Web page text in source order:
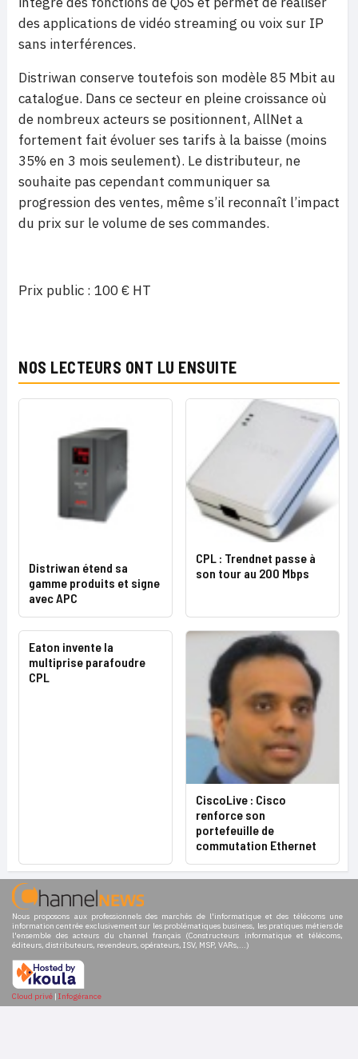
des applications de vidéo streaming ou voix sur IP
sans interférences.
Distriwan conserve toutefois son modèle 85 Mbit au
catalogue. Dans ce secteur en pleine croissance où
de nombreux acteurs se positionnent, AllNet a
fortement fait évoluer ses tarifs à la baisse (moins
35% en 3 mois seulement). Le distributeur, ne
souhaite pas cependant communiquer sa
progression des ventes, même s’il reconnaît l’impact
du prix sur le volume de ses commandes.
Prix public : 100 € HT
NOS LECTEURS ONT LU ENSUITE
Distriwan étend sa
gamme produits et signe
avec APC
CPL : Trendnet passe à
son tour au 200 Mbps
Eaton invente la
multiprise parafoudre
CPL
CiscoLive : Cisco
renforce son
portefeuille de
commutation Ethernet
Nous proposons aux professionnels des marchés de l'informatique et des télécoms une
information centrée exclusivement sur les problématiques business, les pratiques métiers de
l'ensemble des acteurs du channel français (Constructeurs informatique et télécoms,
éditeurs, distributeurs, revendeurs, opérateurs, ISV, MSP, VARs,...)
Cloud privé | Infogérance